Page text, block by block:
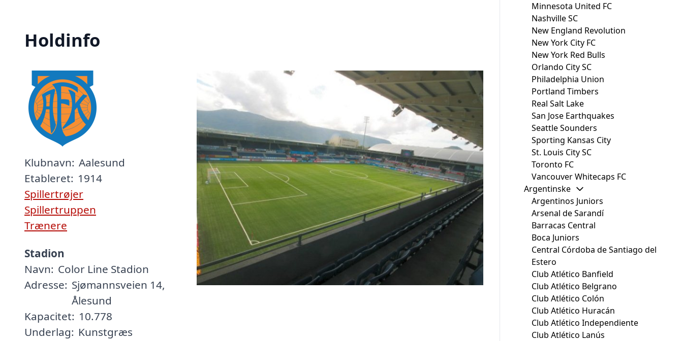
Holdinfo
Klubnavn: Aalesund
Etableret: 1914
Spillertrøjer
Spillertruppen
Trænere
Stadion
Navn: Color Line Stadion
Adresse: Sjømannsveien 14,
Ålesund
Kapacitet: 10.778
Underlag: Kunstgræs
Minnesota United FC
Nashville SC
New England Revolution
New York City FC
New York Red Bulls
Orlando City SC
Philadelphia Union
Portland Timbers
Real Salt Lake
San Jose Earthquakes
Seattle Sounders
Sporting Kansas City
St. Louis City SC
Toronto FC
Vancouver Whitecaps FC
Argentinske
Argentinos Juniors
Arsenal de Sarandí
Barracas Central
Boca Juniors
Central Córdoba de Santiago del
Estero
Club Atlético Banfield
Club Atlético Belgrano
Club Atlético Colón
Club Atlético Huracán
Club Atlético Independiente
Club Atlético Lanús